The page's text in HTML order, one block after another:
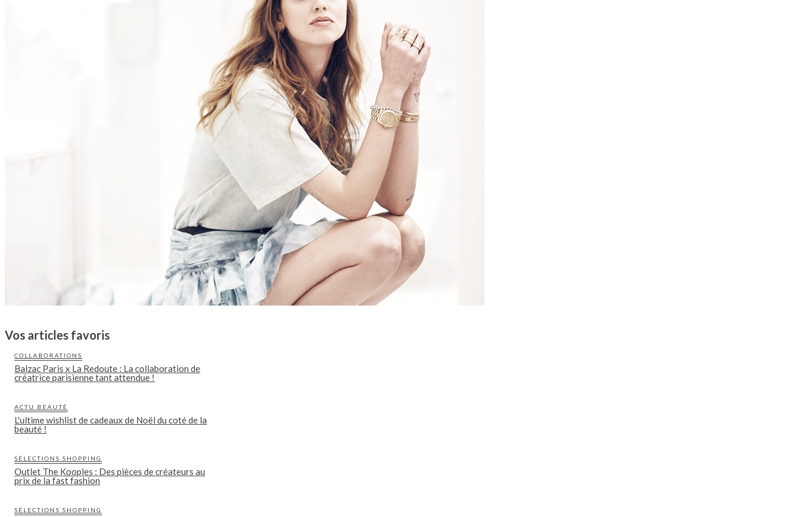
Vos articles favoris
COLLABORATIONS
Balzac Paris x La Redoute : La collaboration de
créatrice parisienne tant attendue !
ACTU BEAUTÉ
L'ultime wishlist de cadeaux de Noël du coté de la
beauté !
SÉLECTIONS SHOPPING
Outlet The Kooples : Des pièces de créateurs au
prix de la fast fashion
SÉLECTIONS SHOPPING